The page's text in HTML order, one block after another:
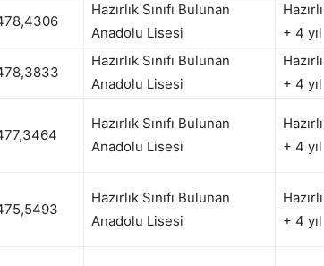
Hazırlık Sınıfı Bulunan
Anadolu Lisesi
+ 4 yıl
Hazırlık Sınıfı Bulunan
Anadolu Lisesi
+ 4 yıl
Hazırlık Sınıfı Bulunan
Anadolu Lisesi
+ 4 yıl
Hazırlık Sınıfı Bulunan
Anadolu Lisesi
+ 4 yıl